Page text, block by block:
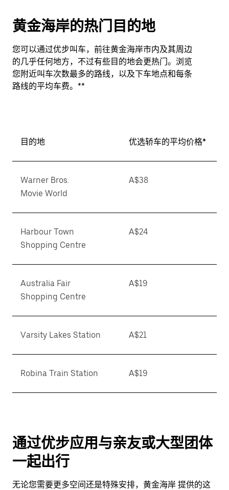
黄金海岸的热门目的地
您可以通过优步叫车，前往黄金海岸市内及其周边
的几乎任何地方，不过有些目的地会更热门。浏览
您附近叫车次数最多的路线，以及下车地点和每条
路线的平均车费。**
目的地 优选轿车的平均价格*
Warner Bros.
Movie World
A$38
Harbour Town
Shopping Centre
A$24
Australia Fair
Shopping Centre
A$19
Varsity Lakes Station A$21
Robina Train Station A$19
通过优步应用与亲友或大型团体
一起出行
无论您需要更多空间还是特殊安排，黄金海岸 提供的这